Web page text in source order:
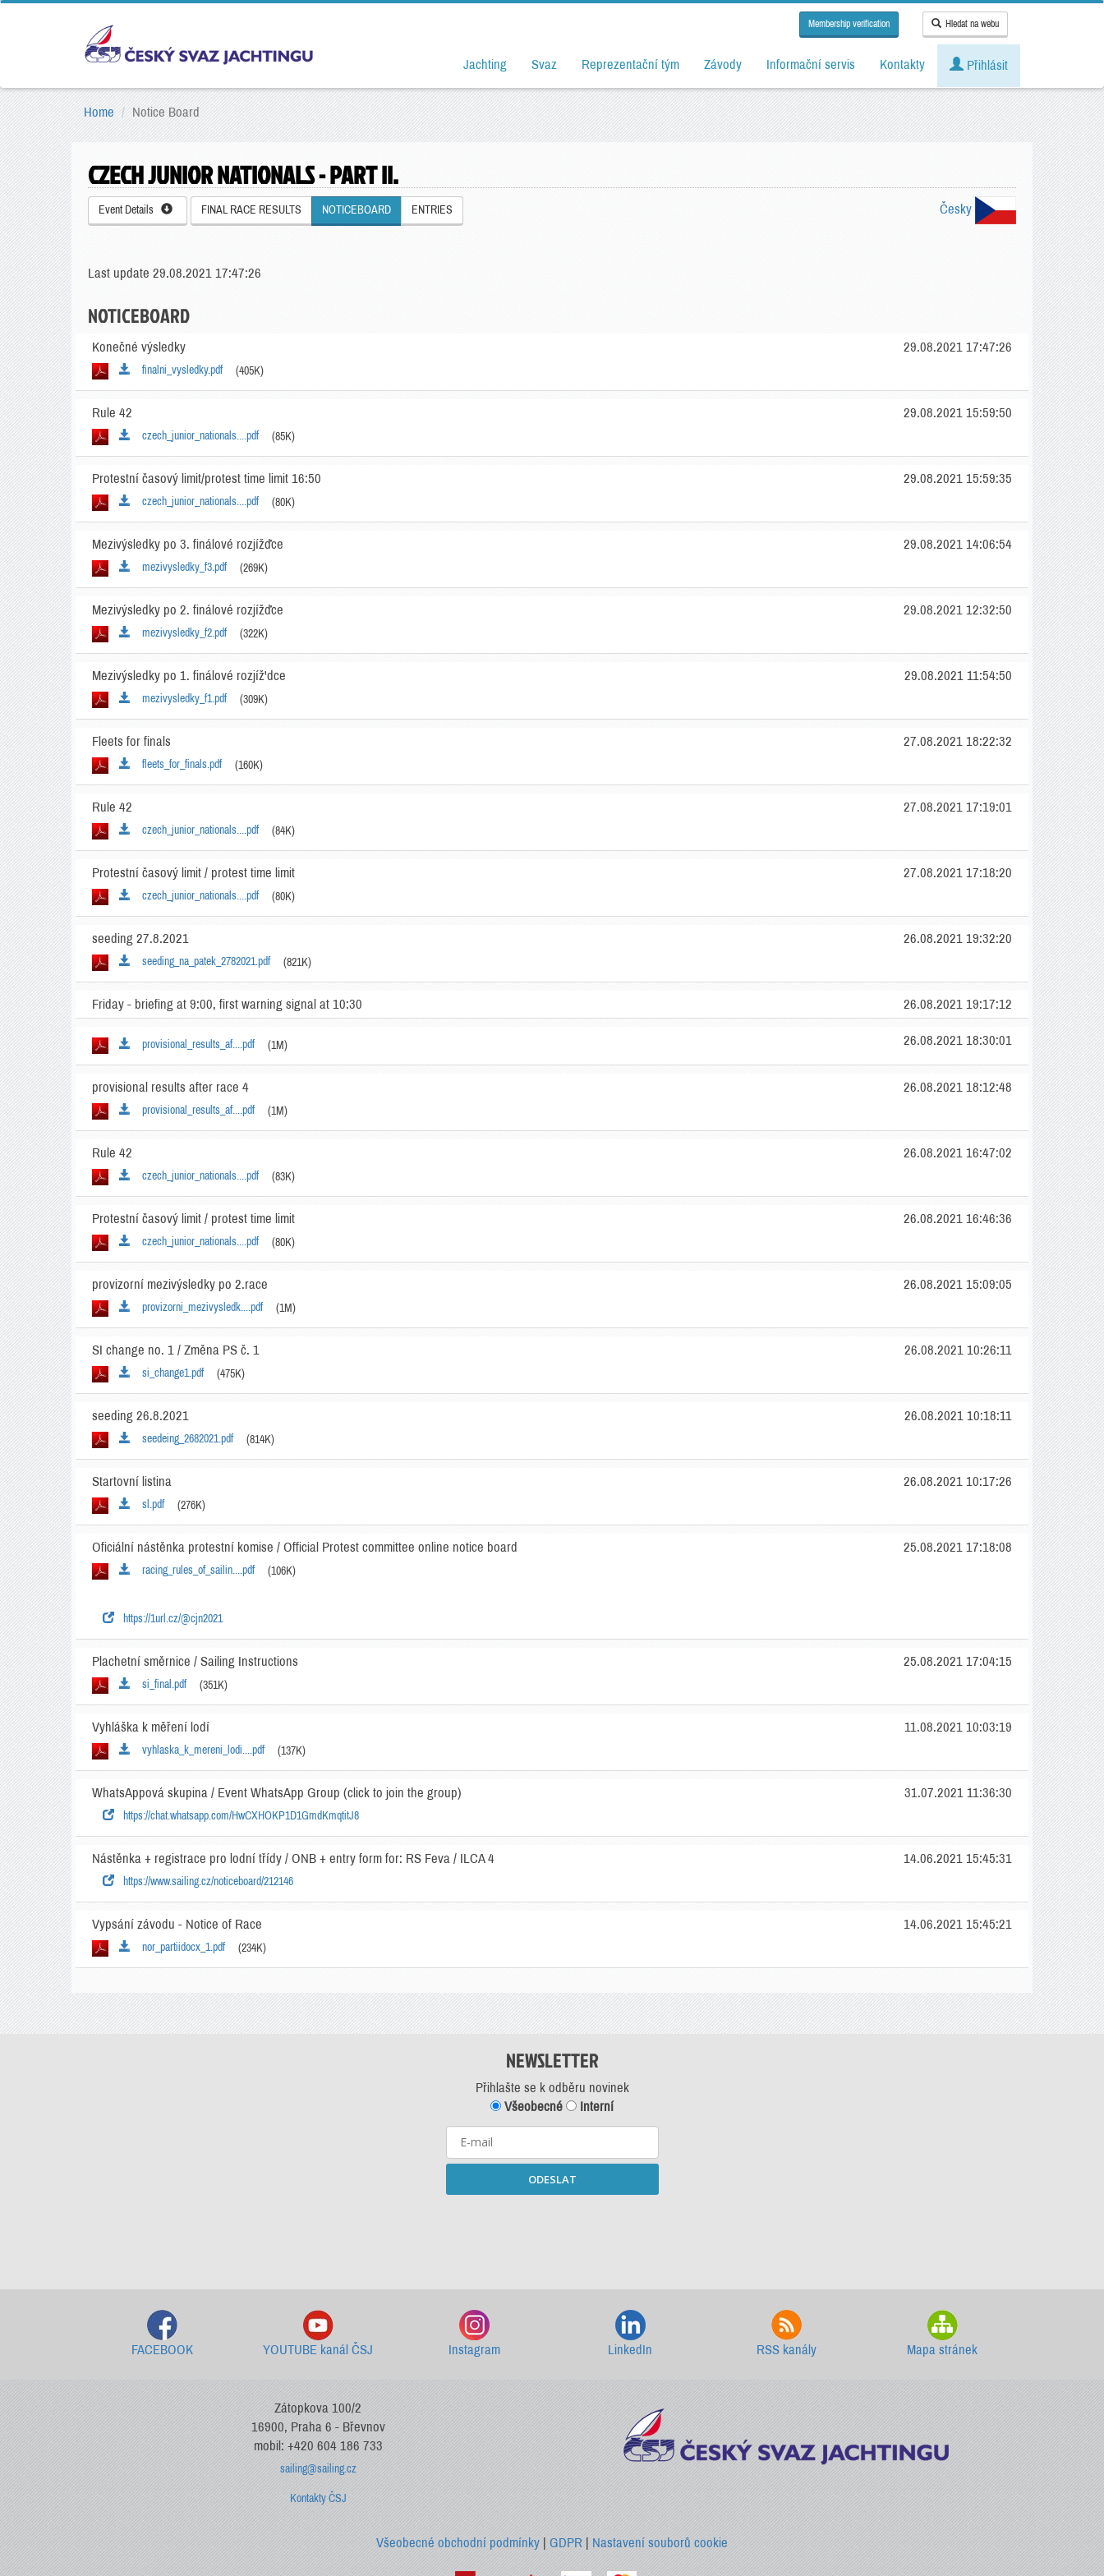
Membership verification Hledat na webu
Jachting Svaz Reprezentační tým Závody Informační servis Kontakty Přihlásit
Home Notice Board
CZECH JUNIOR NATIONALS - PART II.
Event Details FINAL RACE RESULTS NOTICEBOARD ENTRIES Česky
Last update 29.08.2021 17:47:26
NOTICEBOARD
Konečné výsledky
finalni_vysledky.pdf (405K)
29.08.2021 17:47:26
Rule 42
czech_junior_nationals....pdf (85K)
29.08.2021 15:59:50
Protestní časový limit/protest time limit 16:50
czech_junior_nationals....pdf (80K)
29.08.2021 15:59:35
Mezivýsledky po 3. finálové rozjížďce
mezivysledky_f3.pdf (269K)
29.08.2021 14:06:54
Mezivýsledky po 2. finálové rozjížďce
mezivysledky_f2.pdf (322K)
29.08.2021 12:32:50
Mezivýsledky po 1. finálové rozjíž'dce
mezivysledky_f1.pdf (309K)
29.08.2021 11:54:50
Fleets for finals
fleets_for_finals.pdf (160K)
27.08.2021 18:22:32
Rule 42
czech_junior_nationals....pdf (84K)
27.08.2021 17:19:01
Protestní časový limit / protest time limit
czech_junior_nationals....pdf (80K)
27.08.2021 17:18:20
seeding 27.8.2021
seeding_na_patek_2782021.pdf (821K)
26.08.2021 19:32:20
Friday - briefing at 9:00, first warning signal at 10:30 26.08.2021 19:17:12
provisional_results_af....pdf (1M) 26.08.2021 18:30:01
provisional results after race 4
provisional_results_af....pdf (1M)
26.08.2021 18:12:48
Rule 42
czech_junior_nationals....pdf (83K)
26.08.2021 16:47:02
Protestní časový limit / protest time limit
czech_junior_nationals....pdf (80K)
26.08.2021 16:46:36
provizorní mezivýsledky po 2.race
provizorni_mezivysledk....pdf (1M)
26.08.2021 15:09:05
SI change no. 1 / Změna PS č. 1
si_change1.pdf (475K)
26.08.2021 10:26:11
seeding 26.8.2021
seedeing_2682021.pdf (814K)
26.08.2021 10:18:11
Startovní listina
sl.pdf (276K)
26.08.2021 10:17:26
Oficiální nástěnka protestní komise / Official Protest committee online notice board
racing_rules_of_sailin....pdf (106K)
https://1url.cz/@cjn2021
25.08.2021 17:18:08
Plachetní směrnice / Sailing Instructions
si_final.pdf (351K)
25.08.2021 17:04:15
Vyhláška k měření lodí
vyhlaska_k_mereni_lodi....pdf (137K)
11.08.2021 10:03:19
WhatsAppová skupina / Event WhatsApp Group (click to join the group)
https://chat.whatsapp.com/HwCXHOKP1D1GmdKmqtitJ8
31.07.2021 11:36:30
Nástěnka + registrace pro lodní třídy / ONB + entry form for: RS Feva / ILCA 4
https://www.sailing.cz/noticeboard/212146
14.06.2021 15:45:31
Vypsání závodu - Notice of Race
nor_partiidocx_1.pdf (234K)
14.06.2021 15:45:21
NEWSLETTER
Přihlašte se k odběru novinek
Všeobecné
Interní
ODESLAT
FACEBOOK YOUTUBE kanál ČSJ Instagram LinkedIn RSS kanály Mapa stránek
Zátopkova 100/2
16900, Praha 6 - Břevnov
mobil: +420 604 186 733
sailing@sailing.cz
Kontakty ČSJ
Všeobecné obchodní podmínky |GDPR |Nastavení souborů cookie